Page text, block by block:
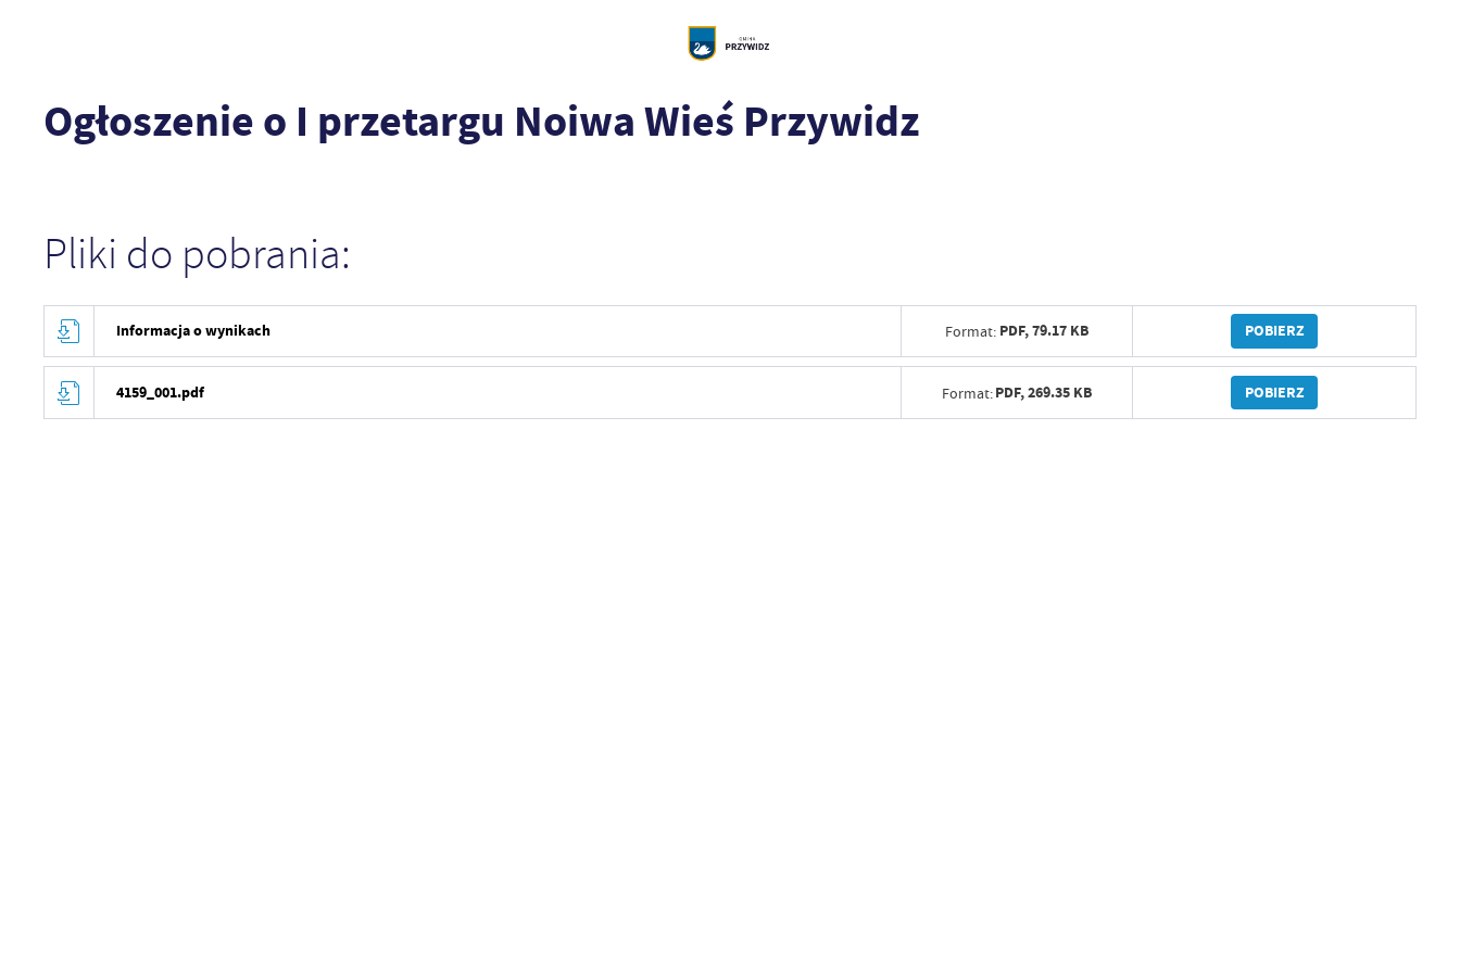
Ogłoszenie o I przetargu Noiwa Wieś Przywidz
Pliki do pobrania:
Informacja o wynikach Format: PDF,79.17 KB POBIERZ
4159_001.pdf Format:PDF,269.35 KB POBIERZ